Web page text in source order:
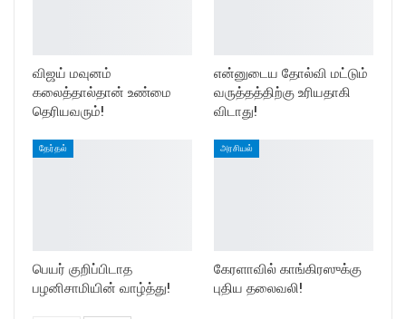
விஜய் மவுனம்
கலைத்தால்தான் உண்மை
தெரியவரும்!
என்னுடைய தோல்வி மட்டும்
வருத்தத்திற்கு உரியதாகி
விடாது!
தேர்தல்
பெயர் குறிப்பிடாத
பழனிசாமியின் வாழ்த்து!
அரசியல்
கேரளாவில் காங்கிரஸுக்கு
புதிய தலைவலி!